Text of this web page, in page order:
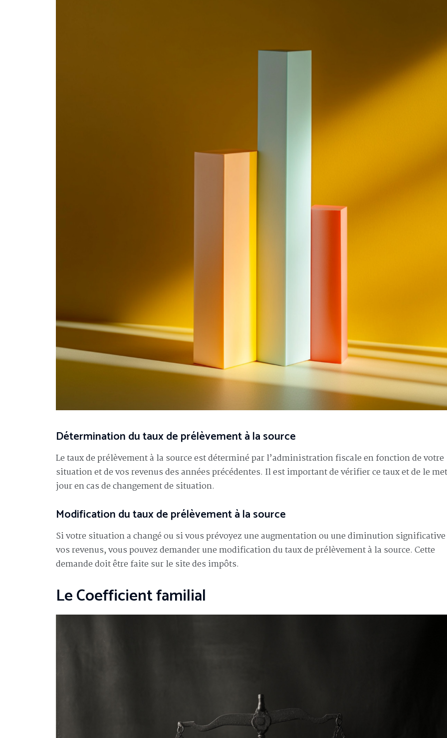
Détermination du taux de prélèvement à la source
Le taux de prélèvement à la source est déterminé par l’administration fiscale en fonction de votre
situation et de vos revenus des années précédentes. Il est important de vérifier ce taux et de le
jour en cas de changement de situation.
Modification du taux de prélèvement à la source
Si votre situation a changé ou si vous prévoyez une augmentation ou une diminution significative
vos revenus, vous pouvez demander une modification du taux de prélèvement à la source. Cette
demande doit être faite sur le site des impôts.
Le Coefficient familial